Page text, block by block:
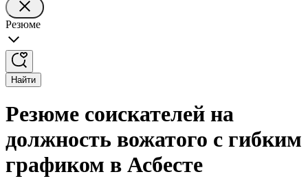
Резюме
Найти
Резюме соискателей на
должность вожатого с гибким
графиком в Асбесте